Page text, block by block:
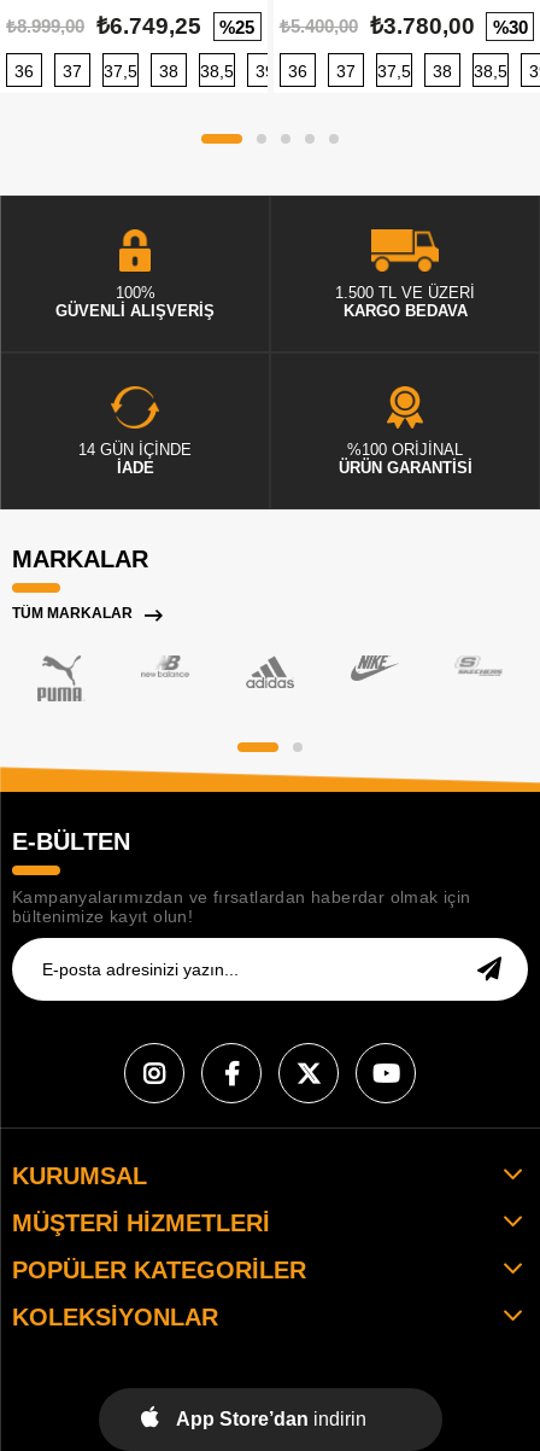
₺8.999,00 ₺6.749,25 %25
36 37 37,5 38 38,5 39 40 40,5 41 42 42,5
₺5.400,00 ₺3.780,00 %30
36 37 37,5 38 38,5
100%
GÜVENLİ ALIŞVERİŞ
1.500 TL VE ÜZERİ
KARGO BEDAVA
14 GÜN İÇİNDE
İADE
%100 ORİJİNAL
ÜRÜN GARANTİSİ
MARKALAR
TÜM MARKALAR
E-BÜLTEN
Kampanyalarımızdan ve fırsatlardan haberdar olmak için
bültenimize kayıt olun!
KURUMSAL
MÜŞTERI HIZMETLERI
POPÜLER KATEGORILER
KOLEKSIYONLAR
App Store’dan indirin